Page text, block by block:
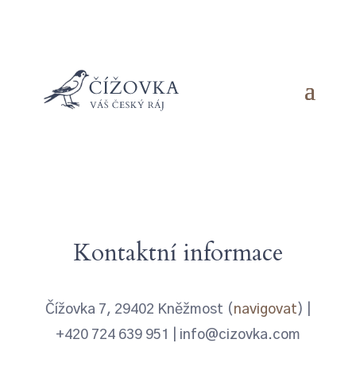
Kontaktní informace
Čížovka 7, 29402 Kněžmost ( navigovat) |
+420 724 639 951 | info@cizovka.com